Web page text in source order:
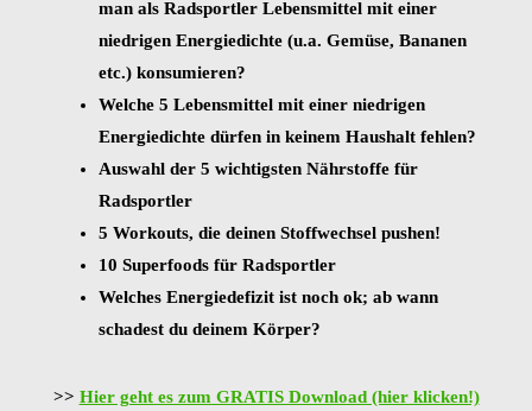
man als Radsportler Lebensmittel mit einer
niedrigen Energiedichte (u.a. Gemüse, Bananen
etc.) konsumieren?
Welche 5 Lebensmittel mit einer niedrigen
Energiedichte dürfen in keinem Haushalt fehlen?
Auswahl der 5 wichtigsten Nährstoffe für
Radsportler
5 Workouts, die deinen Stoffwechsel pushen!
10 Superfoods für Radsportler
Welches Energiedefizit ist noch ok; ab wann
schadest du deinem Körper?
>> Hier geht es zum GRATIS Download (hier klicken!)